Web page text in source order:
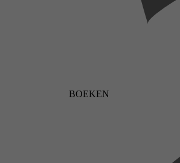
BOEKEN